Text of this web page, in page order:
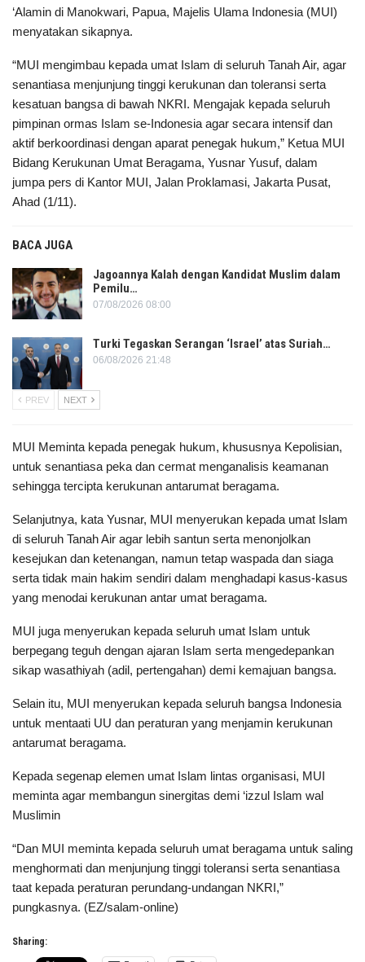
‘Alamin di Manokwari, Papua, Majelis Ulama Indonesia (MUI)
menyatakan sikapnya.
“MUI mengimbau kepada umat Islam di seluruh Tanah Air, agar
senantiasa menjunjung tinggi kerukunan dan toleransi serta
kesatuan bangsa di bawah NKRI. Mengajak kepada seluruh
pimpinan ormas Islam se-Indonesia agar secara intensif dan
aktif berkoordinasi dengan aparat penegak hukum,” Ketua MUI
Bidang Kerukunan Umat Beragama, Yusnar Yusuf, dalam
jumpa pers di Kantor MUI, Jalan Proklamasi, Jakarta Pusat,
Ahad (1/11).
BACA JUGA
Jagoannya Kalah dengan Kandidat Muslim dalam
Pemilu…
07/08/2026 08:00
Turki Tegaskan Serangan ‘Israel’ atas Suriah…
06/08/2026 21:48
PREV NEXT
MUI Meminta kepada penegak hukum, khususnya Kepolisian,
untuk senantiasa peka dan cermat menganalisis keamanan
sehingga tercipta kerukunan antarumat beragama.
Selanjutnya, kata Yusnar, MUI menyerukan kepada umat Islam
di seluruh Tanah Air agar lebih santun serta menonjolkan
kesejukan dan ketenangan, namun tetap waspada dan siaga
serta tidak main hakim sendiri dalam menghadapi kasus-kasus
yang menodai kerukunan antar umat beragama.
MUI juga menyerukan kepada seluruh umat Islam untuk
berpegang teguh dengan ajaran Islam serta mengedepankan
sikap wasathiyah (adil, pertengahan) demi kemajuan bangsa.
Selain itu, MUI menyerukan kepada seluruh bangsa Indonesia
untuk mentaati UU dan peraturan yang menjamin kerukunan
antarumat beragama.
Kepada segenap elemen umat Islam lintas organisasi, MUI
meminta agar membangun sinergitas demi ‘izzul Islam wal
Muslimin
“Dan MUI meminta kepada seluruh umat beragama untuk saling
menghormati dan menjunjung tinggi toleransi serta senantiasa
taat kepada peraturan perundang-undangan NKRI,”
pungkasnya. (EZ/salam-online)
Sharing: